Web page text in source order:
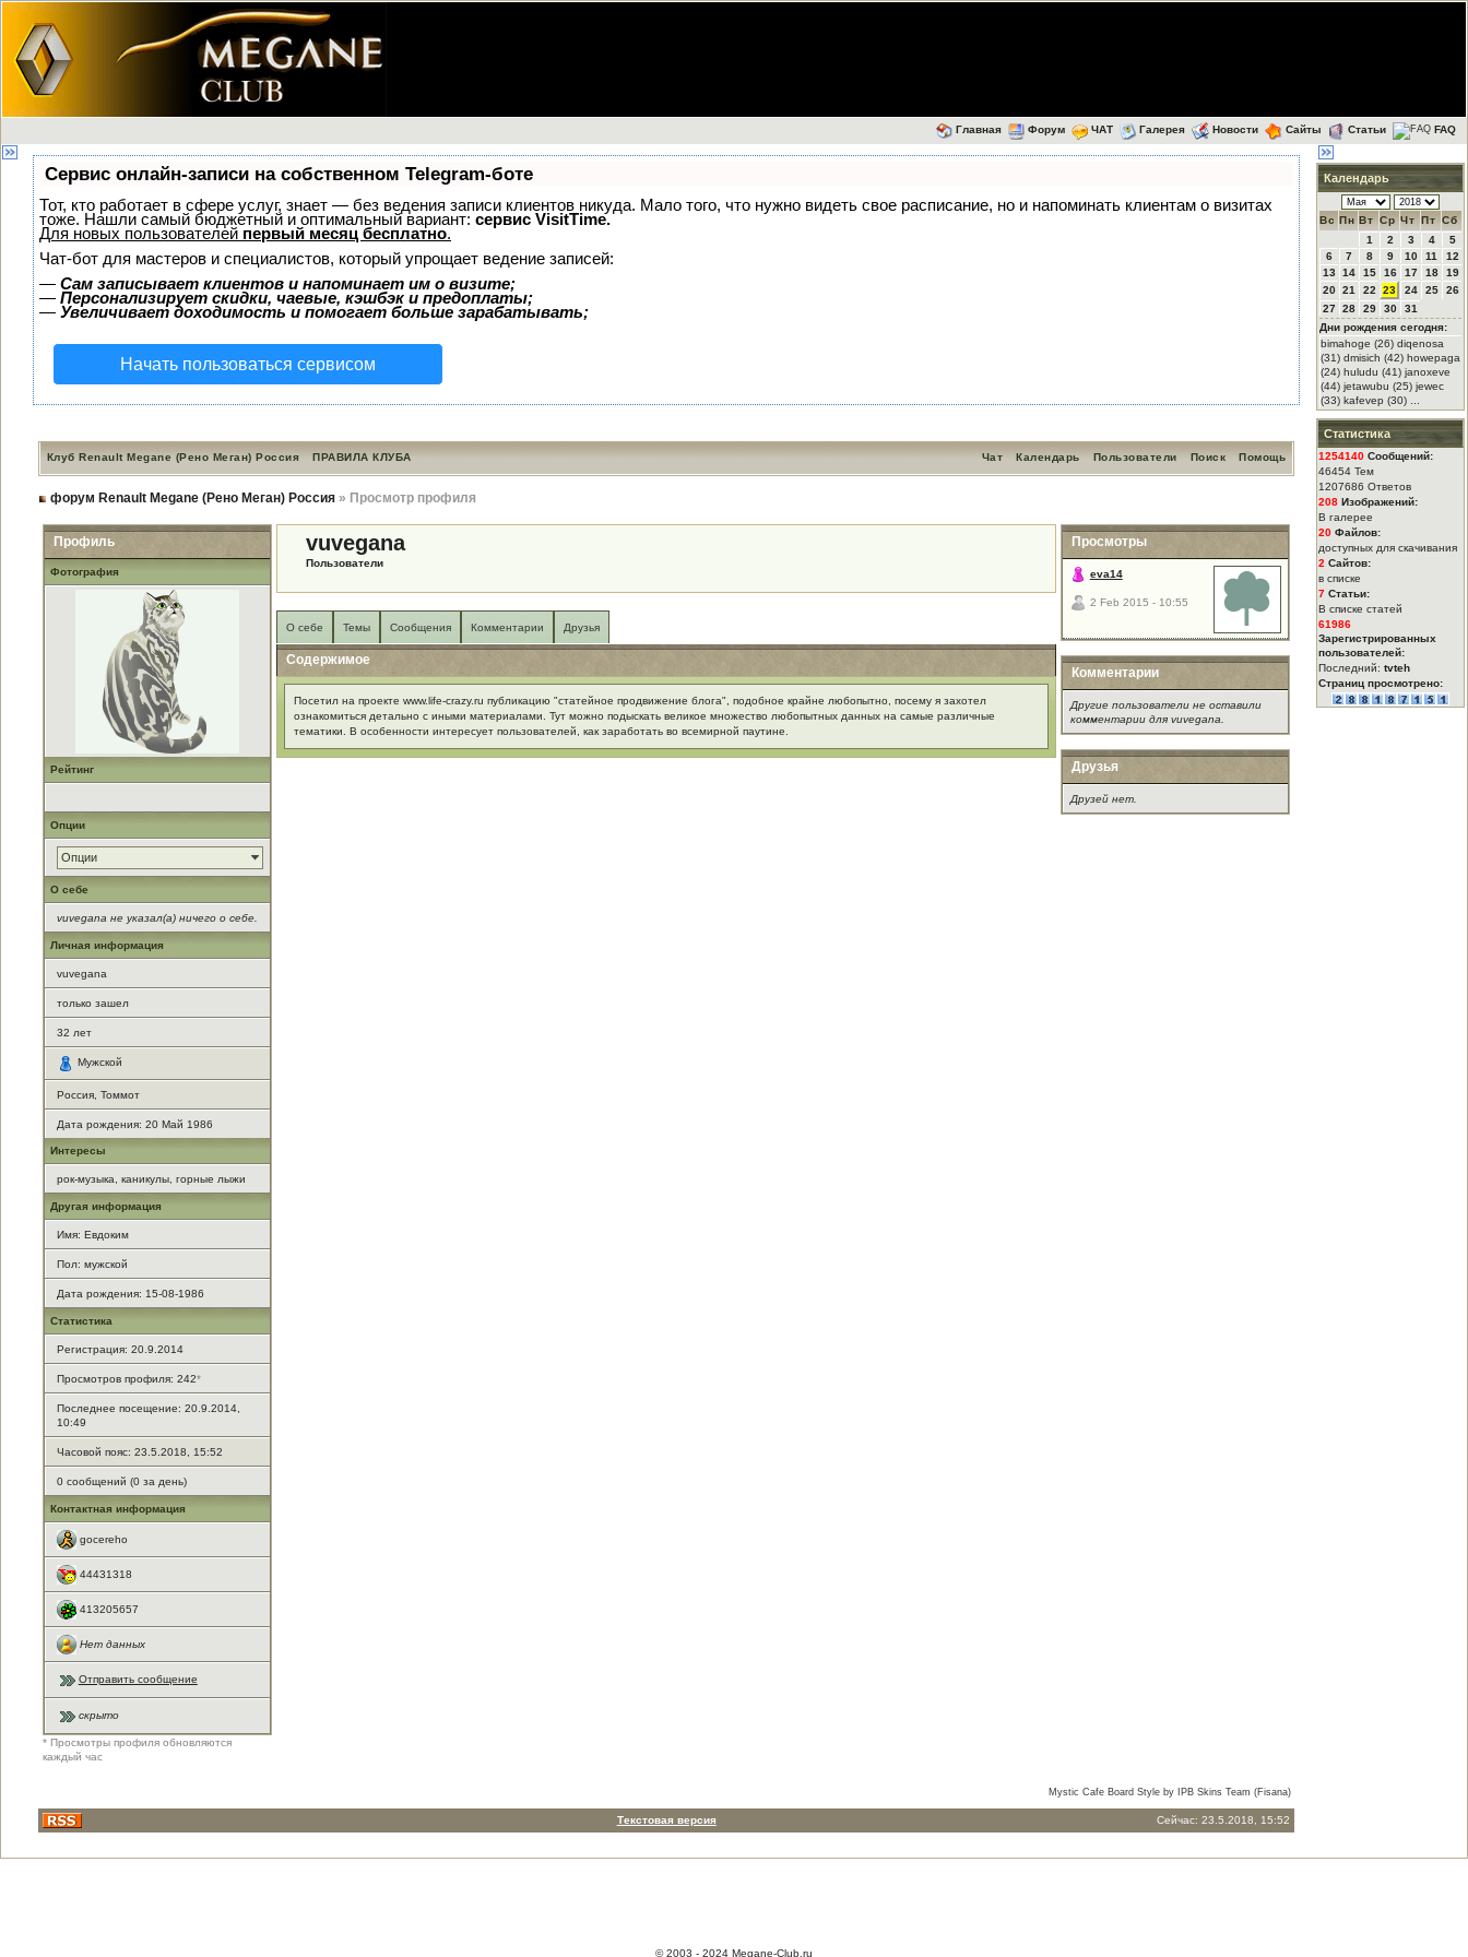
Главная Форум ЧАТ Галерея Новости Сайты Статьи FAQ
Сервис онлайн-записи на собственном Telegram-боте
Тот, кто работает в сфере услуг, знает — без ведения записи клиентов никуда. Мало того, что нужно видеть свое расписание, но и напоминать клиентам о визитах
тоже. Нашли самый бюджетный и оптимальный вариант: сервис VisitTime.
Для новых пользователей первый месяц бесплатно.
Чат-бот для мастеров и специалистов, который упрощает ведение записей:
— Сам записывает клиентов и напоминает им о визите;
— Персонализирует скидки, чаевые, кэшбэк и предоплаты;
— Увеличивает доходимость и помогает больше зарабатывать;
Начать пользоваться сервисом
Клуб Renault Megane (Рено Меган) Россия ПРАВИЛА КЛУБА Помощь
Поиск
Пользователи
Календарь
Чат
форум Renault Megane (Рено Меган) Россия» Просмотр профиля
Профиль
Фотография
Рейтинг
Опции
Опции
О себе
vuvegana не указал(а) ничего о себе.
Личная информация
vuvegana
только зашел
32 лет
Мужской
Россия, Томмот
Дата рождения: 20 Май 1986
Интересы
рок-музыка, каникулы, горные лыжи
Другая информация
Имя: Евдоким
Пол: мужской
Дата рождения: 15-08-1986
Статистика
Регистрация: 20.9.2014
Просмотров профиля: 242*
Последнее посещение: 20.9.2014,
10:49
Часовой пояс: 23.5.2018, 15:52
0 сообщений (0 за день)
Контактная информация
gocereho
44431318
413205657
Нет данных
Отправить сообщение
скрыто
* Просмотры профиля обновляются
каждый час
vuvegana
Пользователи
О себе Темы Сообщения Комментарии Друзья
Содержимое
Посетил на проекте www.life-crazy.ru публикацию "статейное продвижение блога", подобное крайне любопытно, посему я захотел
ознакомиться детально с иными материалами. Тут можно подыскать великое множество любопытных данных на самые различные
тематики. В особенности интересует пользователей, как заработать во всемирной паутине.
Просмотры
eva14
2 Feb 2015 - 10:55
Комментарии
Другие пользователи не оставили
комментарии для vuvegana.
Друзья
Друзей нет.
Mystic Cafe Board Style by IPB Skins Team (Fisana)
Текстовая версия Сейчас: 23.5.2018, 15:52
Календарь
Вс Пн Вт Ср Чт Пт Сб
1
2 3 4
5
6
7 8 9 10 11
12
13
14 15 16 17 18
19
20 21 22 23 24 25
26
27 28 29 30
31
Дни рождения сегодня:
bimahoge (26) diqenosa
(31) dmisich (42) howepaga
(24) huludu (41) janoxeve
(44) jetawubu (25) jewec
(33) kafevep (30) ...
Статистика
1254140 Сообщений:
46454 Тем
1207686 Ответов
208 Изображений:
В галерее
20 Файлов:
доступных для скачивания
2 Сайтов:
в списке
7 Статьи:
В списке статей
61986
Зарегистрированных
пользователей:
Последний: tvteh
Страниц просмотрено:
© 2003 - 2024 Megane-Club.ru